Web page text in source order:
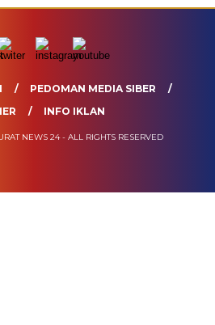
PEDOMAN MEDIA SIBER
INFO IKLAN
NEWS 24 - ALL RIGHTS RESERVED